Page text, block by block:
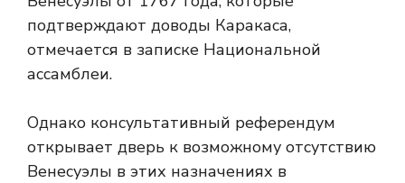
подтверждают доводы Каракаса,
отмечается в записке Национальной
ассамблеи.
Однако консультативный референдум
открывает дверь к возможному отсутствию
Венесуэлы в этих назначениях в